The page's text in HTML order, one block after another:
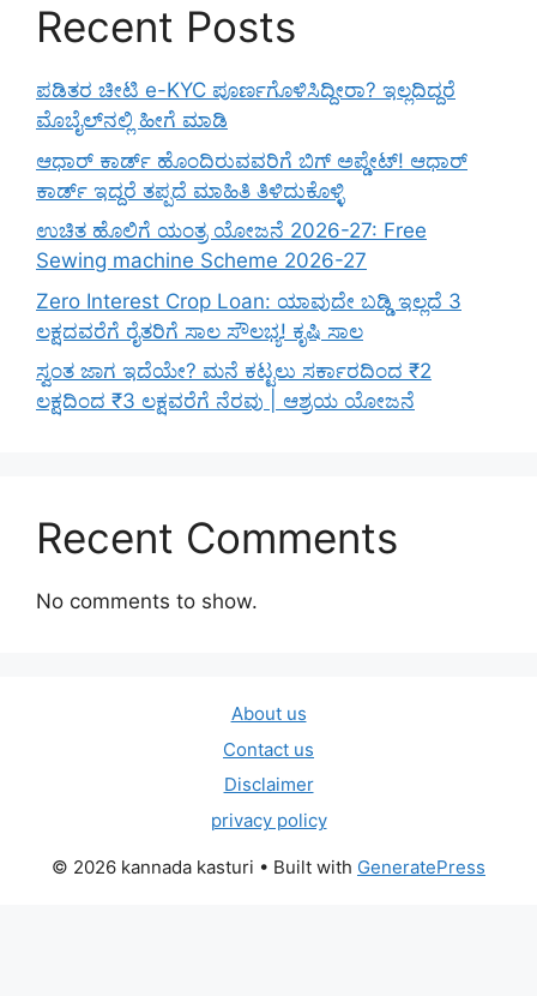
Recent Posts
ಪಡಿತರ ಚೀಟಿ e-KYC ಪೂರ್ಣಗೊಳಿಸಿದ್ದೀರಾ? ಇಲ್ಲದಿದ್ದರೆ
ಮೊಬೈಲ್‌ನಲ್ಲಿ ಹೀಗೆ ಮಾಡಿ
ಆಧಾರ್ ಕಾರ್ಡ್ ಹೊಂದಿರುವವರಿಗೆ ಬಿಗ್ ಅಪ್ಡೇಟ್! ಆಧಾರ್
ಕಾರ್ಡ್ ಇದ್ದರೆ ತಪ್ಪದೆ ಮಾಹಿತಿ ತಿಳಿದುಕೊಳ್ಳಿ
ಉಚಿತ ಹೊಲಿಗೆ ಯಂತ್ರ ಯೋಜನೆ 2026-27: Free
Sewing machine Scheme 2026-27
Zero Interest Crop Loan: ಯಾವುದೇ ಬಡ್ಡಿ ಇಲ್ಲದೆ 3
ಲಕ್ಷದವರೆಗೆ ರೈತರಿಗೆ ಸಾಲ ಸೌಲಭ್ಯ! ಕೃಷಿ ಸಾಲ
ಸ್ವಂತ ಜಾಗ ಇದೆಯೇ? ಮನೆ ಕಟ್ಟಲು ಸರ್ಕಾರದಿಂದ ₹2
ಲಕ್ಷದಿಂದ ₹3 ಲಕ್ಷವರೆಗೆ ನೆರವು | ಆಶ್ರಯ ಯೋಜನೆ
Recent Comments
No comments to show.
About us
Contact us
Disclaimer
privacy policy
© 2026 kannada kasturi • Built with GeneratePress